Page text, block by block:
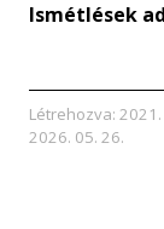
Ismétlések
Létrehozva:
2026. 05. 26.